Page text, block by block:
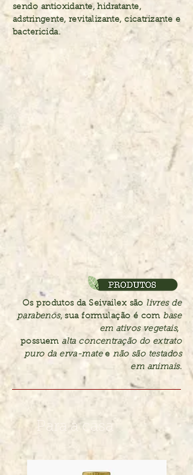
sendo antioxidante, hidratante,
adstringente, revitalizante, cicatrizante e
bactericida.
Os produtos da Seivailex são livres de
parabenos, sua formulação é com base
em ativos vegetais,
possuem alta concentração do extrato
puro da erva-mateenão são testados
em animais.
Para a casa